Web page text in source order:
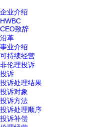
企业介绍
HWBC
CEO致辞
沿革
事业介绍
可持续经营
非伦理投诉
投诉
投诉处理结果
投诉对象
投诉方法
投诉处理顺序
投诉补偿